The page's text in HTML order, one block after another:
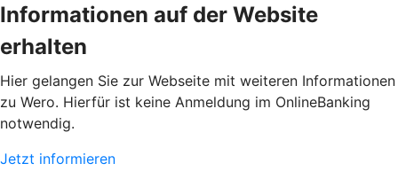
Informationen auf der Website
erhalten
Hier gelangen Sie zur Webseite mit weiteren Informationen
zu Wero. Hierfür ist keine Anmeldung im OnlineBanking
notwendig.
Jetzt informieren